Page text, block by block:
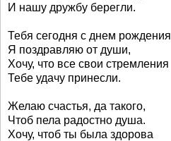
И нашу дружбу берегли.
Тебя сегодня с днем рождения
Я поздравляю от души,
Хочу, что все свои стремления
Тебе удачу принесли.
Желаю счастья, да такого,
Чтоб пела радостно душа.
Хочу, чтоб ты была здорова